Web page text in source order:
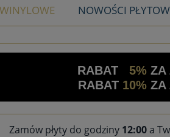
NOWOŚCI
RABAT 5% ZA
RABAT 10%ZA
Zamów płyty do godziny 12:00a